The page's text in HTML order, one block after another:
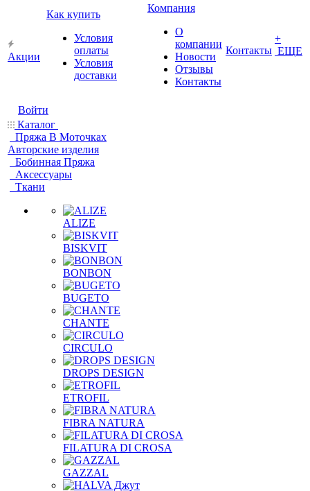
Акции
Как купить
Условия
оплаты
Условия
доставки
Компания
О
компании
Новости
Отзывы
Контакты
Контакты
+
ЕЩЕ
Войти
Каталог
Пряжа В Моточках
Авторские изделия
Бобинная Пряжа
Аксессуары
Ткани
ALIZE
BISKVIT
BONBON
BUGETO
CHANTE
CIRCULO
DROPS DESIGN
ETROFIL
FIBRA NATURA
FILATURA DI CROSA
GAZZAL